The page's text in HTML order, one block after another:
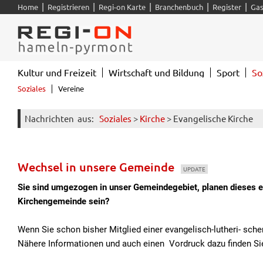
Nachrichten aus: Soziales > Kirche > Evangelische Kirche
Wechsel in unsere Gemeinde UPDATE
Sie sind umgezogen in unser Gemeindegebiet, planen dieses
Kirchengemeinde sein?
Wenn Sie schon bisher Mitglied einer evangelisch-lutheri-
Nähere Informationen und auch einen Vordruck dazu finden
Home | Registrieren | Regi-on Karte | Branchenbuch | Register |
Kultur und Freizeit Wirtschaft und Bildung Sport
Soziales Vereine